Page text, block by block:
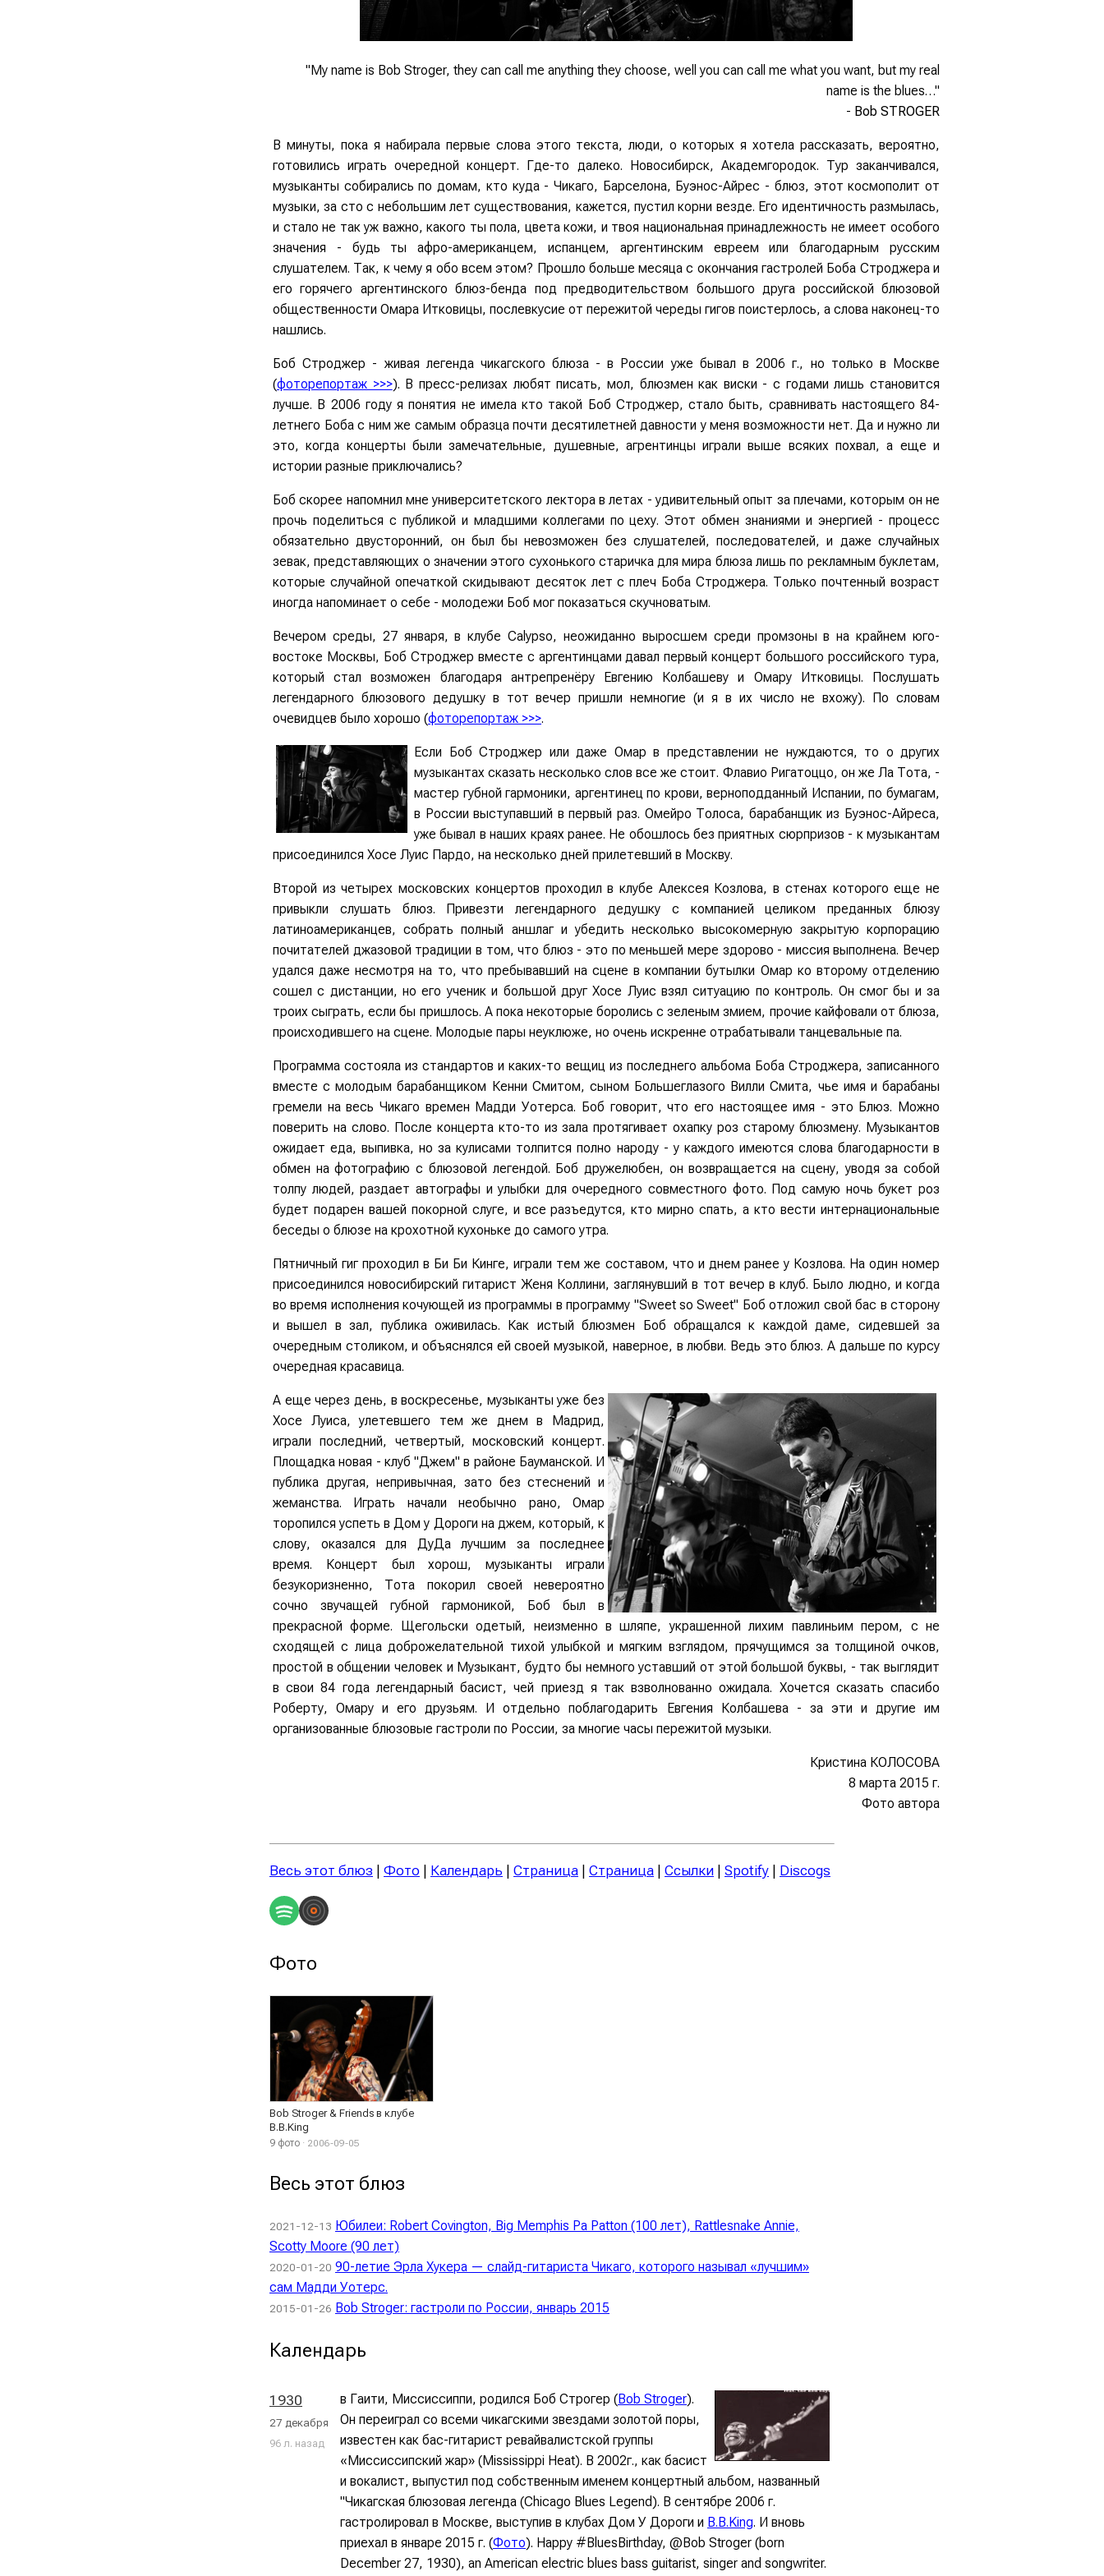
"My name is Bob Stroger, they can call me anything they choose, well you can call me what you want, but my real
name is the blues…"
- Bob STROGER
В минуты, пока я набирала первые слова этого текста, люди, о которых я хотела рассказать, вероятно,
готовились играть очередной концерт. Где-то далеко. Новосибирск, Академгородок. Тур заканчивался,
музыканты собирались по домам, кто куда - Чикаго, Барселона, Буэнос-Айрес - блюз, этот космополит от
музыки, за сто с небольшим лет существования, кажется, пустил корни везде. Его идентичность размылась,
и стало не так уж важно, какого ты пола, цвета кожи, и твоя национальная принадлежность не имеет особого
значения - будь ты афро-американцем, испанцем, аргентинским евреем или благодарным русским
слушателем. Так, к чему я обо всем этом? Прошло больше месяца с окончания гастролей Боба Строджера и
его горячего аргентинского блюз-бенда под предводительством большого друга российской блюзовой
общественности Омара Итковицы, послевкусие от пережитой череды гигов поистерлось, а слова наконец-то
нашлись.
Боб Строджер - живая легенда чикагского блюза - в России уже бывал в 2006 г., но только в Москве
(фоторепортаж >>>). В пресс-релизах любят писать, мол, блюзмен как виски - с годами лишь становится
лучше. В 2006 году я понятия не имела кто такой Боб Строджер, стало быть, сравнивать настоящего 84-
летнего Боба с ним же самым образца почти десятилетней давности у меня возможности нет. Да и нужно ли
это, когда концерты были замечательные, душевные, агрентинцы играли выше всяких похвал, а еще и
истории разные приключались?
Боб скорее напомнил мне университетского лектора в летах - удивительный опыт за плечами, которым он не
прочь поделиться с публикой и младшими коллегами по цеху. Этот обмен знаниями и энергией - процесс
обязательно двусторонний, он был бы невозможен без слушателей, последователей, и даже случайных
зевак, представляющих о значении этого сухонького старичка для мира блюза лишь по рекламным буклетам,
которые случайной опечаткой скидывают десяток лет с плеч Боба Строджера. Только почтенный возраст
иногда напоминает о себе - молодежи Боб мог показаться скучноватым.
Вечером среды, 27 января, в клубе Calypso, неожиданно выросшем среди промзоны в на крайнем юго-
востоке Москвы, Боб Строджер вместе с аргентинцами давал первый концерт большого российского тура,
который стал возможен благодаря антрепренёру Евгению Колбашеву и Омару Итковицы. Послушать
легендарного блюзового дедушку в тот вечер пришли немногие (и я в их число не вхожу). По словам
очевидцев было хорошо (фоторепортаж >>>.
Если Боб Строджер или даже Омар в представлении не нуждаются, то о других
музыкантах сказать несколько слов все же стоит. Флавио Ригатоццо, он же Ла Тота, -
мастер губной гармоники, аргентинец по крови, верноподданный Испании, по бумагам,
в России выступавший в первый раз. Омейро Толоса, барабанщик из Буэнос-Айреса,
уже бывал в наших краях ранее. Не обошлось без приятных сюрпризов - к музыкантам
присоединился Хосе Луис Пардо, на несколько дней прилетевший в Москву.
Второй из четырех московских концертов проходил в клубе Алексея Козлова, в стенах которого еще не
привыкли слушать блюз. Привезти легендарного дедушку с компанией целиком преданных блюзу
латиноамериканцев, собрать полный аншлаг и убедить несколько высокомерную закрытую корпорацию
почитателей джазовой традиции в том, что блюз - это по меньшей мере здорово - миссия выполнена. Вечер
удался даже несмотря на то, что пребывавший на сцене в компании бутылки Омар ко второму отделению
сошел с дистанции, но его ученик и большой друг Хосе Луис взял ситуацию по контроль. Он смог бы и за
троих сыграть, если бы пришлось. А пока некоторые боролись с зеленым змием, прочие кайфовали от блюза,
происходившего на сцене. Молодые пары неуклюже, но очень искренне отрабатывали танцевальные па.
Программа состояла из стандартов и каких-то вещиц из последнего альбома Боба Строджера, записанного
вместе с молодым барабанщиком Кенни Смитом, сыном Большеглазого Вилли Смита, чье имя и барабаны
гремели на весь Чикаго времен Мадди Уотерса. Боб говорит, что его настоящее имя - это Блюз. Можно
поверить на слово. После концерта кто-то из зала протягивает охапку роз старому блюзмену. Музыкантов
ожидает еда, выпивка, но за кулисами толпится полно народу - у каждого имеются слова благодарности в
обмен на фотографию с блюзовой легендой. Боб дружелюбен, он возвращается на сцену, уводя за собой
толпу людей, раздает автографы и улыбки для очередного совместного фото. Под самую ночь букет роз
будет подарен вашей покорной слуге, и все разъедутся, кто мирно спать, а кто вести интернациональные
беседы о блюзе на крохотной кухоньке до самого утра.
Пятничный гиг проходил в Би Би Кинге, играли тем же составом, что и днем ранее у Козлова. На один номер
присоединился новосибирский гитарист Женя Коллини, заглянувший в тот вечер в клуб. Было людно, и когда
во время исполнения кочующей из программы в программу "Sweet so Sweet" Боб отложил свой бас в сторону
и вышел в зал, публика оживилась. Как истый блюзмен Боб обращался к каждой даме, сидевшей за
очередным столиком, и объяснялся ей своей музыкой, наверное, в любви. Ведь это блюз. А дальше по курсу
очередная красавица.
А еще через день, в воскресенье, музыканты уже без
Хосе Луиса, улетевшего тем же днем в Мадрид,
играли последний, четвертый, московский концерт.
Площадка новая - клуб "Джем" в районе Бауманской. И
публика другая, непривычная, зато без стеснений и
жеманства. Играть начали необычно рано, Омар
торопился успеть в Дом у Дороги на джем, который, к
слову, оказался для ДуДа лучшим за последнее
время. Концерт был хорош, музыканты играли
безукоризненно, Тота покорил своей невероятно
сочно звучащей губной гармоникой, Боб был в
прекрасной форме. Щегольски одетый, неизменно в шляпе, украшенной лихим павлиньим пером, с не
сходящей с лица доброжелательной тихой улыбкой и мягким взглядом, прячущимся за толщиной очков,
простой в общении человек и Музыкант, будто бы немного уставший от этой большой буквы, - так выглядит
в свои 84 года легендарный басист, чей приезд я так взволнованно ожидала. Хочется сказать спасибо
Роберту, Омару и его друзьям. И отдельно поблагодарить Евгения Колбашева - за эти и другие им
организованные блюзовые гастроли по России, за многие часы пережитой музыки.
Кристина КОЛОСОВА
8 марта 2015 г.
Фото автора
Весь этот блюз | Фото | Календарь | Страница | Страница | Ссылки | Spotify | Discogs
Фото
Bob Stroger & Friends в клубе
B.B.King
9 фото · 2006-09-05
Весь этот блюз
2021-12-13 Юбилеи: Robert Covington, Big Memphis Pa Patton (100 лет), Rattlesnake Annie,
Scotty Moore (90 лет)
2020-01-20 90-летие Эрла Хукера — слайд-гитариста Чикаго, которого называл «лучшим»
сам Мадди Уотерс.
2015-01-26 Bob Stroger: гастроли по России, январь 2015
Календарь
1930
27 декабря
96 л. назад
в Гаити, Миссиссиппи, родился Боб Строгер (Bob Stroger).
Он переиграл со всеми чикагскими звездами золотой поры,
известен как бас-гитарист ревайвалистской группы
«Миссиссипский жар» (Mississippi Heat). В 2002г., как басист
и вокалист, выпустил под собственным именем концертный альбом, названный
"Чикагская блюзовая легенда (Chicago Blues Legend). В сентябре 2006 г.
гастролировал в Москве, выступив в клубах Дом У Дороги и B.B.King. И вновь
приехал в январе 2015 г. (Фото). Happy #BluesBirthday, @Bob Stroger (born
December 27, 1930), an American electric blues bass guitarist, singer and songwriter.